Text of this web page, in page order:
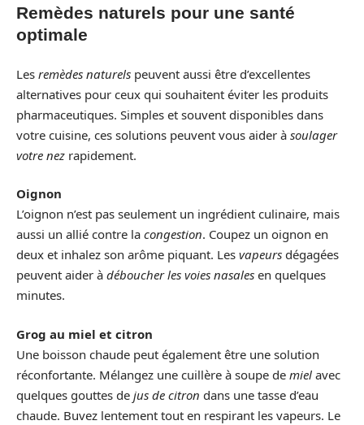
Remèdes naturels pour une santé
optimale
Les remèdes naturels peuvent aussi être d’excellentes
alternatives pour ceux qui souhaitent éviter les produits
pharmaceutiques. Simples et souvent disponibles dans
votre cuisine, ces solutions peuvent vous aider à soulager
votre nez rapidement.
Oignon
L’oignon n’est pas seulement un ingrédient culinaire, mais
aussi un allié contre la congestion. Coupez un oignon en
deux et inhalez son arôme piquant. Les vapeurs dégagées
peuvent aider à déboucher les voies nasales en quelques
minutes.
Grog au miel et citron
Une boisson chaude peut également être une solution
réconfortante. Mélangez une cuillère à soupe de miel avec
quelques gouttes de jus de citron dans une tasse d’eau
chaude. Buvez lentement tout en respirant les vapeurs. Le